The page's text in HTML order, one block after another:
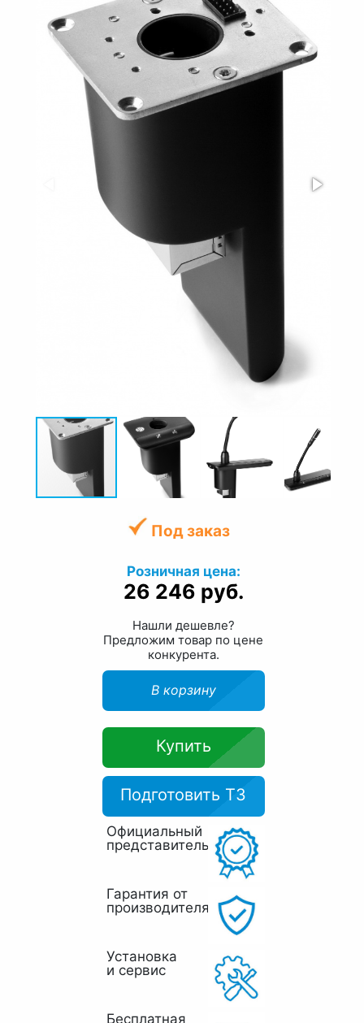
Под заказ
Розничная цена:
26 246 руб.
Нашли дешевле?
Предложим товар по цене
конкурента.
В корзину
Купить
Подготовить ТЗ
Официальный
представитель
Гарантия от
производителя
Установка
и сервис
Бесплатная